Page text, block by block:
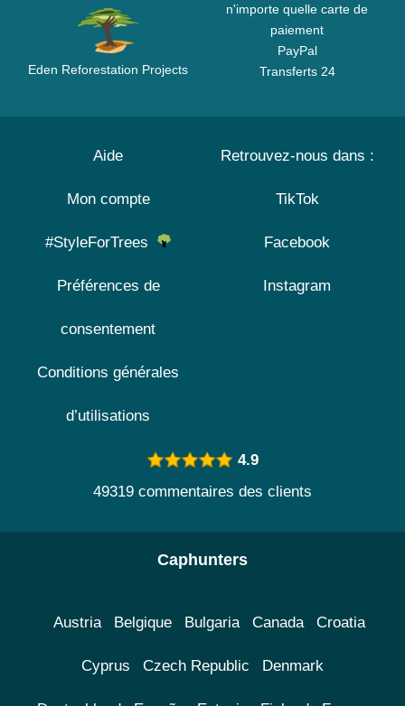
Eden Reforestation Projects
n'importe quelle carte de
paiement
PayPal
Transferts 24
Aide
Mon compte
#StyleForTrees
Préférences de
consentement
Conditions générales
d’utilisations
Retrouvez-nous dans :
TikTok
Facebook
Instagram
4.9
49319 commentaires des clients
Caphunters
Austria Belgique Bulgaria Canada Croatia
Cyprus Czech Republic Denmark